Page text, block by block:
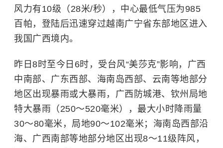
风力有10级（28米/秒），中心最低气压为985
百帕，登陆后迅速穿过越南广宁省东部地区进入
我国广西境内。
昨日8时至今日6时，受台风“美莎克”影响，广西
中南部、广东西部、海南岛西部、云南等地部分
地区出现暴雨或大暴雨，广西防城港、钦州局地
特大暴雨（250～520毫米），最大小时降雨量
30～80毫米，局地90～102毫米；海南岛西部沿
海、广西南部等地部分地区出现8～11级阵风，